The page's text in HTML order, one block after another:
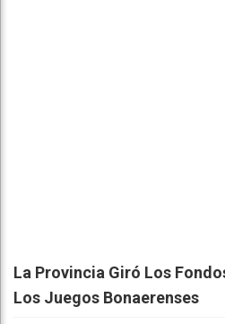
La Provincia Giró Los
Los Juegos Bonaerenses